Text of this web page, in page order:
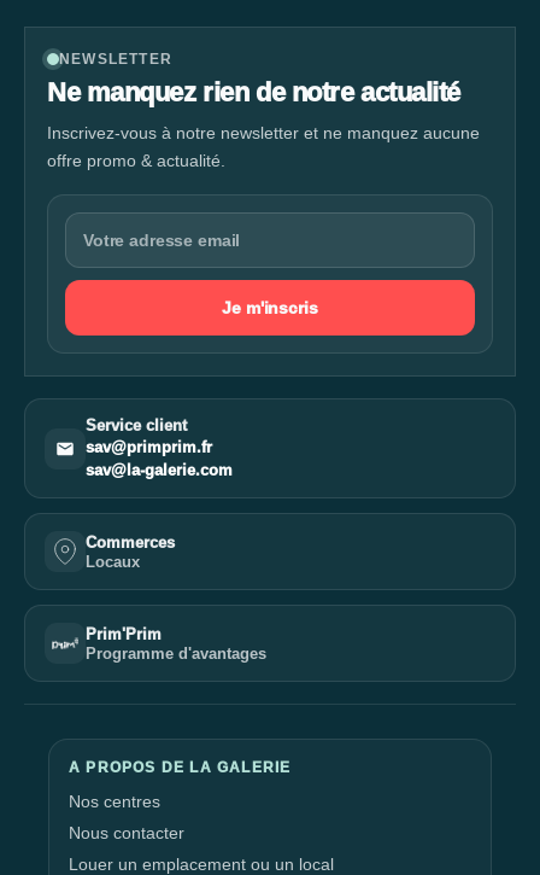
NEWSLETTER
Ne manquez rien de notre actualité
Inscrivez-vous à notre newsletter et ne manquez aucune
offre promo & actualité.
Je m'inscris
Service client
sav@primprim.fr
sav@la-galerie.com
Commerces
Locaux
Prim'Prim
Programme d'avantages
A PROPOS DE LA GALERIE
Nos centres
Nous contacter
Louer un emplacement ou un local